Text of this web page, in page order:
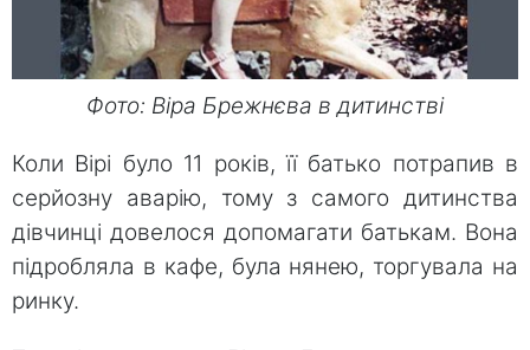
Фото: Віра Брежнєва в дитинстві
Коли Вірі було 11 років, її батько потрапив в
серйозну аварію, тому з самого дитинства
дівчинці довелося допомагати батькам. Вона
підробляла в кафе, була нянею, торгувала на
ринку.